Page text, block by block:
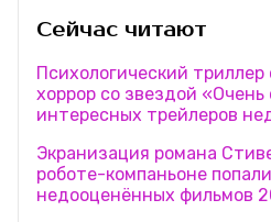
Сейчас читают
Психологический
хоррор со звездой
интересных трейлеров
Экранизация романа
роботе-компаньоне
недооценённых фильмов